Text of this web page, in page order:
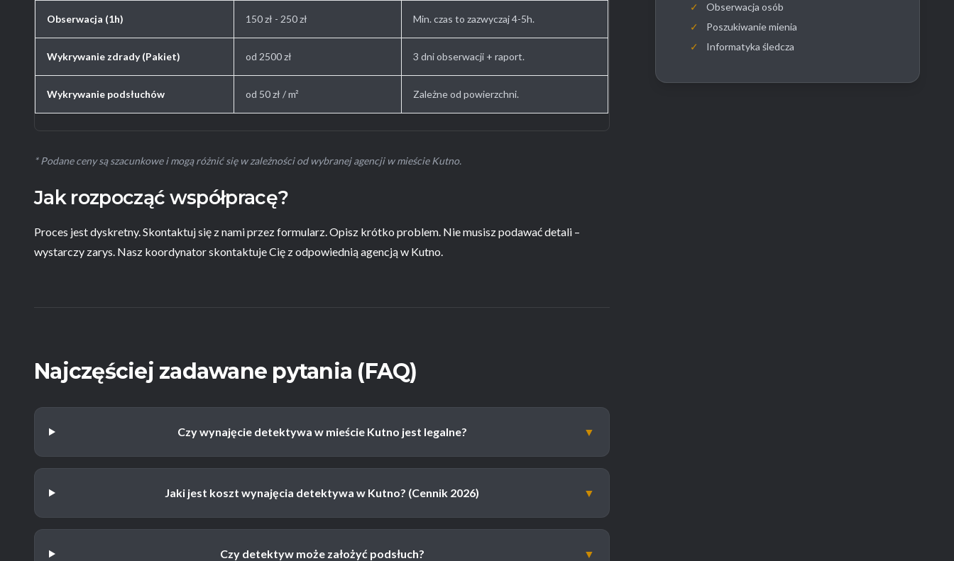
Obserwacja (1h) 150 zł - 250 zł Min. czas to zazwyczaj 4-5h.
Wykrywanie zdrady (Pakiet) od 2500 zł 3 dni obserwacji + raport.
Wykrywanie podsłuchów od 50 zł / m² Zależne od powierzchni.
* Podane ceny są szacunkowe i mogą różnić się w zależności od wybranej agencji w mieście Kutno.
Jak rozpocząć współpracę?
Proces jest dyskretny. Skontaktuj się z nami przez formularz. Opisz krótko problem. Nie musisz podawać detali –
wystarczy zarys. Nasz koordynator skontaktuje Cię z odpowiednią agencją w Kutno.
Najczęściej zadawane pytania (FAQ)
Czy wynajęcie detektywa w mieście Kutno jest legalne? ▼
Jaki jest koszt wynajęcia detektywa w Kutno? (Cennik 2026) ▼
Czy detektyw może założyć podsłuch? ▼
✓
Obserwacja osób
✓
Poszukiwanie mienia
✓
Informatyka śledcza